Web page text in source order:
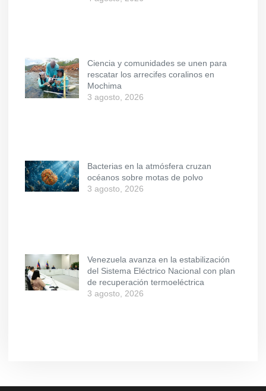
Ciencia y comunidades se unen para
rescatar los arrecifes coralinos en
Mochima
3 agosto, 2026
Bacterias en la atmósfera cruzan
océanos sobre motas de polvo
3 agosto, 2026
Venezuela avanza en la estabilización
del Sistema Eléctrico Nacional con plan
de recuperación termoeléctrica
3 agosto, 2026